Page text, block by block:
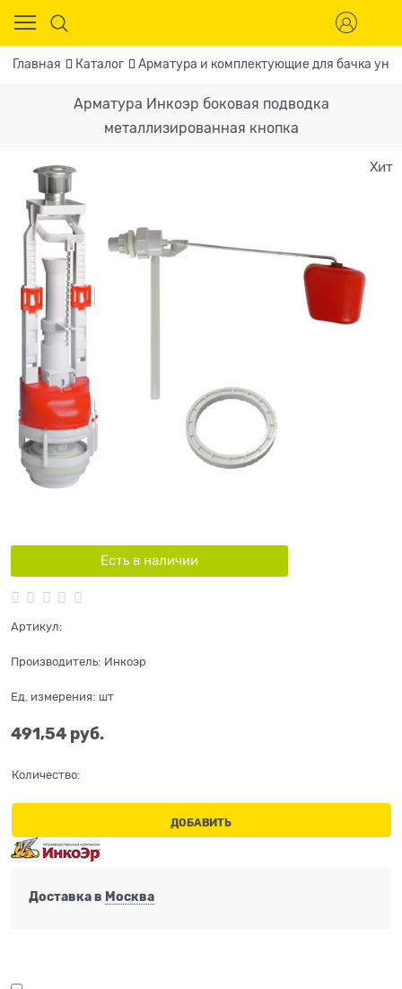
Главная Каталог Арматура и комплектующие для бачка
Арматура Инкоэр боковая подводка
металлизированная кнопка
Хит
Есть в наличии
Артикул:
Производитель: Инкоэр
Ед. измерения: шт
491,54 руб.
Количество:
ДОБАВИТЬ
Доставка в Москва